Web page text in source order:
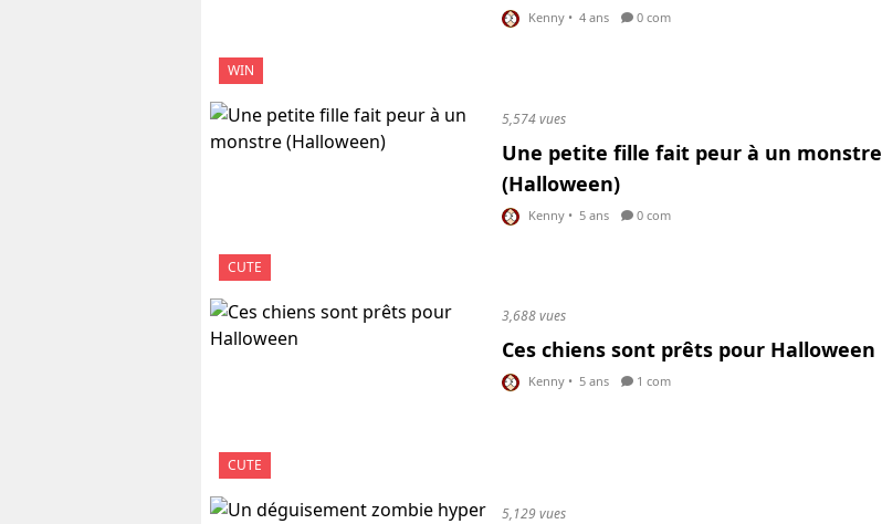
WIN
Kenny • 4 ans 0 com
CUTE
5,574 vues
Une petite fille fait peur à un monstre
(Halloween)
Kenny • 5 ans 0 com
CUTE
3,688 vues
Ces chiens sont prêts pour Halloween
Kenny • 5 ans 1 com
5,129 vues